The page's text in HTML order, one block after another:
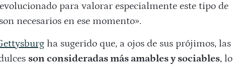
para valorar especialmente este tipo de
necesarios en ese momento».
ha sugerido que, a ojos de sus prójimos, las
son consideradas más amables y sociables, lo